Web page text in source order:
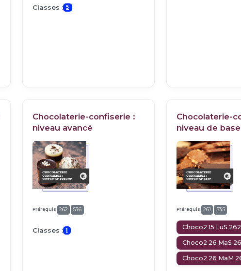
Classes : 5
Chocolaterie-confiserie :
niveau avancé
Prérequis: 262 536
Classes : 1
Chocolaterie-
niveau de base
Prérequis: 261 535
Choco2 15 LuS
Choco2 26 MaS
Choco2 26 MaM